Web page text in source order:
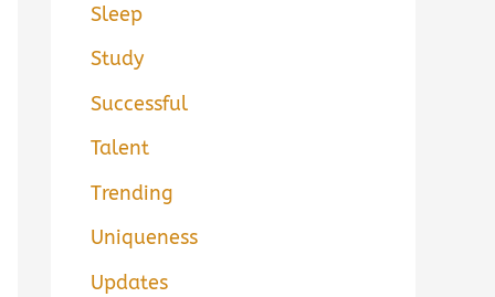
Sleep
Study
Successful
Talent
Trending
Uniqueness
Updates